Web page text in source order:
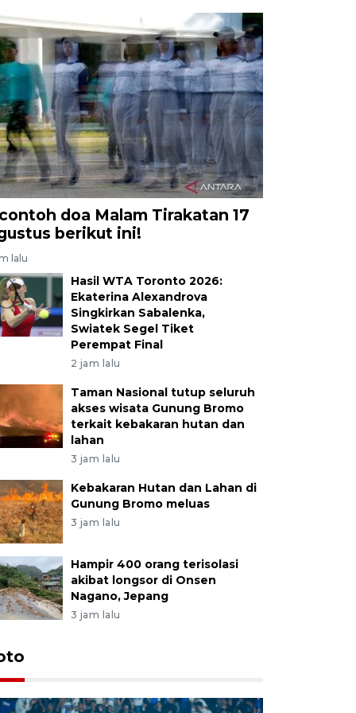
doa Malam Tirakatan 17
berikut ini!
lalu
Hasil WTA Toronto 2026:
Ekaterina Alexandrova
Singkirkan Sabalenka,
Swiatek Segel Tiket
Perempat Final
2 jam lalu
Taman Nasional tutup seluruh
akses wisata Gunung Bromo
terkait kebakaran hutan dan
lahan
3 jam lalu
Kebakaran Hutan dan Lahan di
Gunung Bromo meluas
3 jam lalu
Hampir 400 orang terisolasi
akibat longsor di Onsen
Nagano, Jepang
3 jam lalu